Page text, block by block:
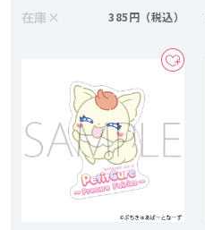
在庫 × 385円